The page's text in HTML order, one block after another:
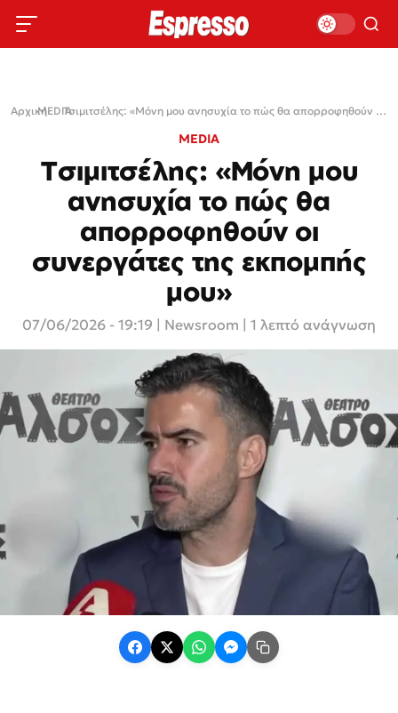
Αρχική›
MEDIA› Τσιμιτσέλης: «Μόνη μου ανησυχία το πώς θα απορροφηθούν οι συνεργάτες της εκπομπής μου»
MEDIA
Τσιμιτσέλης: «Μόνη μου
ανησυχία το πώς θα
απορροφηθούν οι
συνεργάτες της εκπομπής
μου»
07/06/2026 - 19:19 Newsroom | 1 λεπτό ανάγνωση